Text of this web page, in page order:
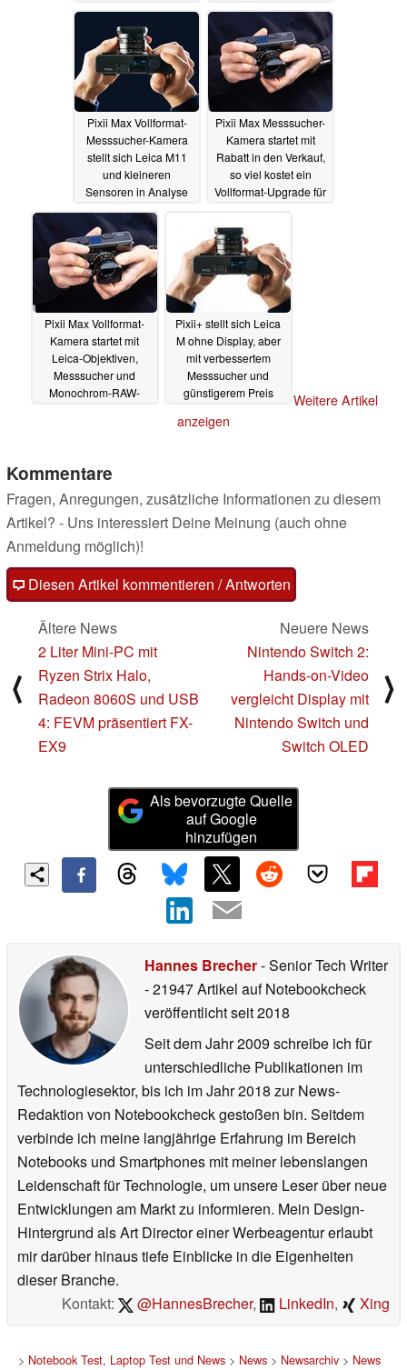
21.04.2025 21.04.2025
Pixii Max Vollformat-
Messsucher-Kamera
stellt sich Leica M11
und kleineren
Sensoren in Analyse
19.11.2024
Pixii Max Messsucher-
Kamera startet mit
Rabatt in den Verkauf,
so viel kostet ein
Vollformat-Upgrade für
Pixii Max Vollformat-
Kamera startet mit
Leica-Objektiven,
Messsucher und
Monochrom-RAW-
Pixii+ stellt sich Leica
M ohne Display, aber
mit verbessertem
Messsucher und
günstigerem Preis
Weitere Artikel
anzeigen
Kommentare
Fragen, Anregungen, zusätzliche Informationen zu diesem
Artikel? - Uns interessiert Deine Meinung (auch ohne
Anmeldung möglich)!
Diesen Artikel kommentieren / Antworten
⟨
Ältere News
2 Liter Mini-PC mit
Ryzen Strix Halo,
Radeon 8060S und USB
4: FEVM präsentiert FX-
EX9
Neuere News
Nintendo Switch 2:
Hands-on-Video
vergleicht Display mit
Nintendo Switch und
Switch OLED
⟩
Als bevorzugte Quelle
auf Google
hinzufügen
Hannes Brecher- Senior Tech Writer
- 21947 Artikel auf Notebookcheck
veröffentlichtseit 2018
Seit dem Jahr 2009 schreibe ich für
unterschiedliche Publikationen im
Technologiesektor, bis ich im Jahr 2018 zur News-
Redaktion von Notebookcheck gestoßen bin. Seitdem
verbinde ich meine langjährige Erfahrung im Bereich
Notebooks und Smartphones mit meiner lebenslangen
Leidenschaft für Technologie, um unsere Leser über neue
Entwicklungen am Markt zu informieren. Mein Design-
Hintergrund als Art Director einer Werbeagentur erlaubt
mir darüber hinaus tiefe Einblicke in die Eigenheiten
dieser Branche.
Kontakt:
@HannesBrecher, LinkedIn, Xing
> Notebook Test, Laptop Test und News> News> Newsarchiv> News